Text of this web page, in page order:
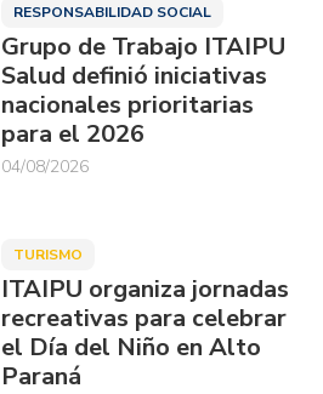
RESPONSABILIDAD SOCIAL
Grupo de Trabajo ITAIPU
Salud definió iniciativas
nacionales prioritarias
para el 2026
04/08/2026
TURISMO
ITAIPU organiza jornadas
recreativas para celebrar
el Día del Niño en Alto
Paraná